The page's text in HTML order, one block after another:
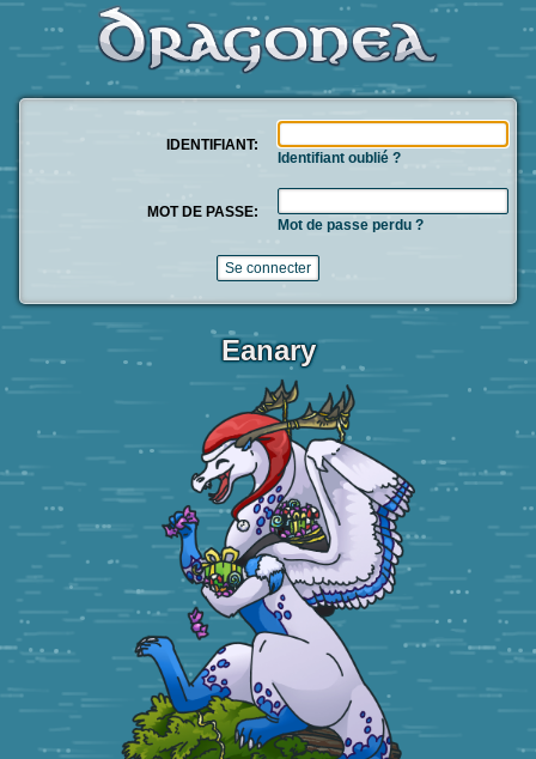
IDENTIFIANT:
Identifiant oublié ?
MOT DE PASSE:
Mot de passe perdu ?
Eanary